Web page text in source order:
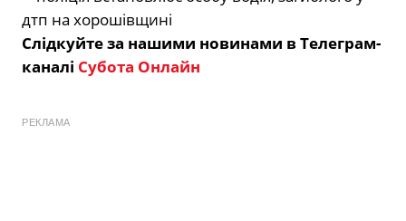
Слідкуйте за нашими новинами в Телеграм-
каналі Субота Онлайн
РЕКЛАМА